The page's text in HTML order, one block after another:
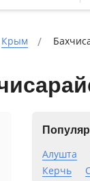
Крым
Алушта
Керчь